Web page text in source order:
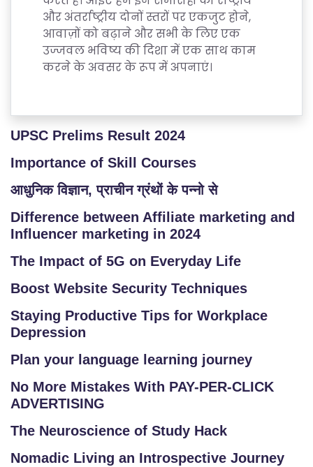
और अंतर्राष्ट्रीय दोनों स्तरों पर एकजुट होने,
आवाज़ों को बढ़ाने और सभी के लिए एक
उज्जवल भविष्य की दिशा में एक साथ काम
करने के अवसर के रूप में अपनाएं।
UPSC Prelims Result 2024
Importance of Skill Courses
आधुनिक विज्ञान, प्राचीन ग्रंथों के पन्नो से
Difference between Affiliate marketing and
Influencer marketing in 2024
The Impact of 5G on Everyday Life
Boost Website Security Techniques
Staying Productive Tips for Workplace
Depression
Plan your language learning journey
No More Mistakes With PAY-PER-CLICK
ADVERTISING
The Neuroscience of Study Hack
Nomadic Living an Introspective Journey